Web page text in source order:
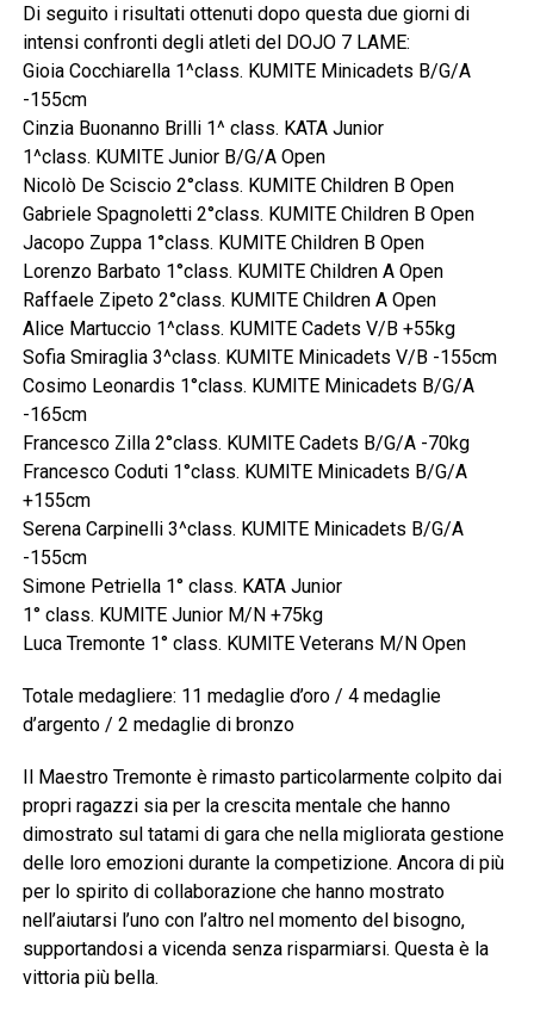
Di seguito i risultati ottenuti dopo questa due giorni di
intensi confronti degli atleti del DOJO 7 LAME:
Gioia Cocchiarella 1^class. KUMITE Minicadets B/G/A
-155cm
Cinzia Buonanno Brilli 1^ class. KATA Junior
1^class. KUMITE Junior B/G/A Open
Nicolò De Sciscio 2°class. KUMITE Children B Open
Gabriele Spagnoletti 2°class. KUMITE Children B Open
Jacopo Zuppa 1°class. KUMITE Children B Open
Lorenzo Barbato 1°class. KUMITE Children A Open
Raffaele Zipeto 2°class. KUMITE Children A Open
Alice Martuccio 1^class. KUMITE Cadets V/B +55kg
Sofia Smiraglia 3^class. KUMITE Minicadets V/B -155cm
Cosimo Leonardis 1°class. KUMITE Minicadets B/G/A
-165cm
Francesco Zilla 2°class. KUMITE Cadets B/G/A -70kg
Francesco Coduti 1°class. KUMITE Minicadets B/G/A
+155cm
Serena Carpinelli 3^class. KUMITE Minicadets B/G/A
-155cm
Simone Petriella 1° class. KATA Junior
1° class. KUMITE Junior M/N +75kg
Luca Tremonte 1° class. KUMITE Veterans M/N Open
Totale medagliere: 11 medaglie d’oro / 4 medaglie
d’argento / 2 medaglie di bronzo
Il Maestro Tremonte è rimasto particolarmente colpito dai
propri ragazzi sia per la crescita mentale che hanno
dimostrato sul tatami di gara che nella migliorata gestione
delle loro emozioni durante la competizione. Ancora di più
per lo spirito di collaborazione che hanno mostrato
nell’aiutarsi l’uno con l’altro nel momento del bisogno,
supportandosi a vicenda senza risparmiarsi. Questa è la
vittoria più bella.